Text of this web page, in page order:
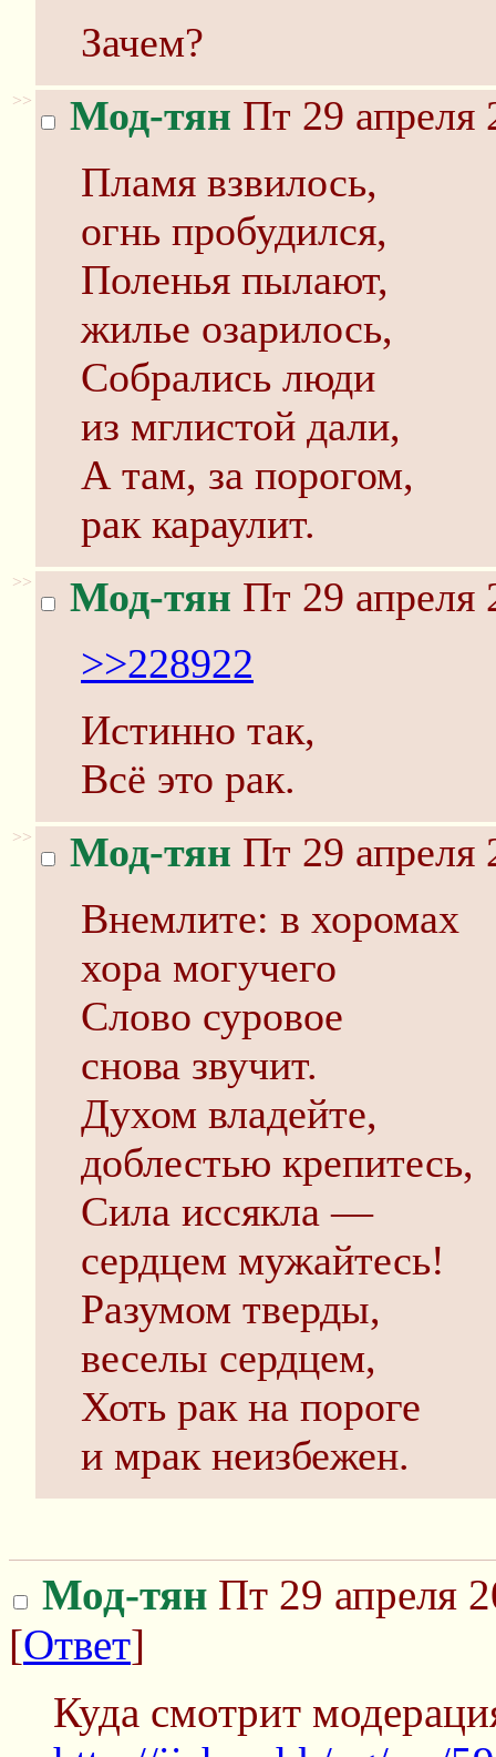
Зачем?
>> Мод-тян Пт 29 апреля
Пламя взвилось,
огнь пробудился,
Поленья пылают,
жилье озарилось,
Собрались люди
из мглистой дали,
А там, за порогом,
рак караулит.
>> Мод-тян Пт 29 апреля
>>228922
Истинно так,
Всё это рак.
>> Мод-тян Пт 29 апреля
Внемлите: в хоромах
хора могучего
Слово суровое
снова звучит.
Духом владейте,
доблестью крепитесь,
Сила иссякла —
сердцем мужайтесь!
Разумом тверды,
веселы сердцем,
Хоть рак на пороге
и мрак неизбежен.
Мод-тян Пт 29 апреля
[Ответ]
Куда смотрит